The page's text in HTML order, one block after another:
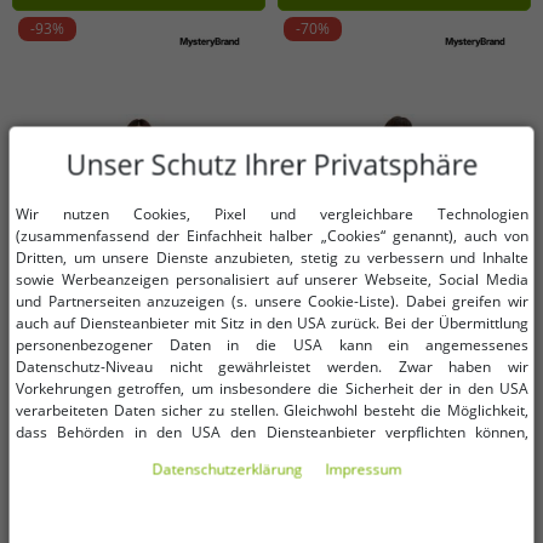
-93%
Verfügbare Größen
-70%
Verfügbare Größen
Unser Schutz Ihrer Privatsphäre
Wir nutzen Cookies, Pixel und vergleichbare Technologien
(zusammenfassend der Einfachheit halber „Cookies“ genannt), auch von
Dritten, um unsere Dienste anzubieten, stetig zu verbessern und Inhalte
sowie Werbeanzeigen personalisiert auf unserer Webseite, Social Media
und Partnerseiten anzuzeigen (s. unsere Cookie-Liste). Dabei greifen wir
auch auf Diensteanbieter mit Sitz in den USA zurück. Bei der Übermittlung
personenbezogener Daten in die USA kann ein angemessenes
Datenschutz-Niveau nicht gewährleistet werden. Zwar haben wir
Vorkehrungen getroffen, um insbesondere die Sicherheit der in den USA
verarbeiteten Daten sicher zu stellen. Gleichwohl besteht die Möglichkeit,
dass Behörden in den USA den Diensteanbieter verpflichten können,
im Einzelfall auf Basis entsprechender US-Gesetzgebung, ein wirksamer
Daten­schutz­erklärung Impressum